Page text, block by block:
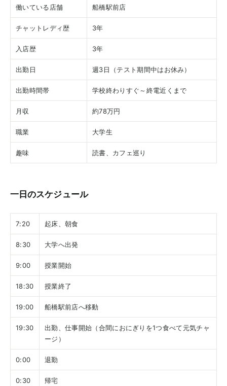
働いている店舗 船橋駅前店
チャットレディ歴 3年
入店歴 3年
出勤日 週3日（テスト期間中はお休み）
出勤時間帯 学校終わりすぐ～終電近くまで
月収 約78万円
職業 大学生
趣味 読書、カフェ巡り
一日のスケジュール
7:20 起床、朝食
8:30 大学へ出発
9:00 授業開始
18:30 授業終了
19:00 船橋駅前店へ移動
19:30
出勤、仕事開始（合間におにぎりを1つ食べて元気チャ
ージ）
0:00 退勤
0:30 帰宅